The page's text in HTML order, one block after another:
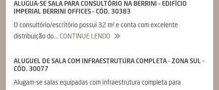
ALUGUA-SE SALA PARA CONSULTÓRIO NA BERRINI – EDIFÍCIO
IMPERIAL BERRINI OFFICES – CÓD. 30383
O consultório/escritório possui 32 m² e conta com excelente
distribuição do... CONTINUE LENDO
ALUGUEL DE SALA COM INFRAESTRUTURA COMPLETA - ZONA SUL -
CÓD. 30077
Alugam-se salas equipadas com infraestrutura completa para